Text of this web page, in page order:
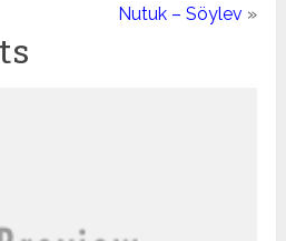
Nutuk – Söylev »